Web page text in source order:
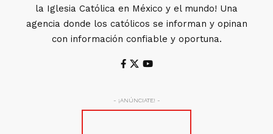
la Iglesia Católica en México y el mundo! Una
agencia donde los católicos se informan y opinan
con información confiable y oportuna.
- ¡ANÚNCIATE! -